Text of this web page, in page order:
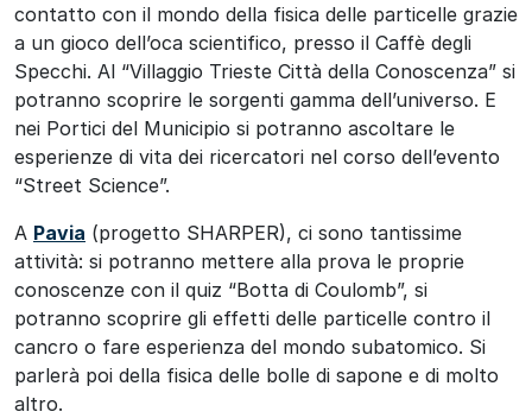
contatto con il mondo della fisica delle particelle grazie
a un gioco dell’oca scientifico, presso il Caffè degli
Specchi. Al “Villaggio Trieste Città della Conoscenza” si
potranno scoprire le sorgenti gamma dell’universo. E
nei Portici del Municipio si potranno ascoltare le
esperienze di vita dei ricercatori nel corso dell’evento
“Street Science”.
A Pavia (progetto SHARPER), ci sono tantissime
attività: si potranno mettere alla prova le proprie
conoscenze con il quiz “Botta di Coulomb”, si
potranno scoprire gli effetti delle particelle contro il
cancro o fare esperienza del mondo subatomico. Si
parlerà poi della fisica delle bolle di sapone e di molto
altro.